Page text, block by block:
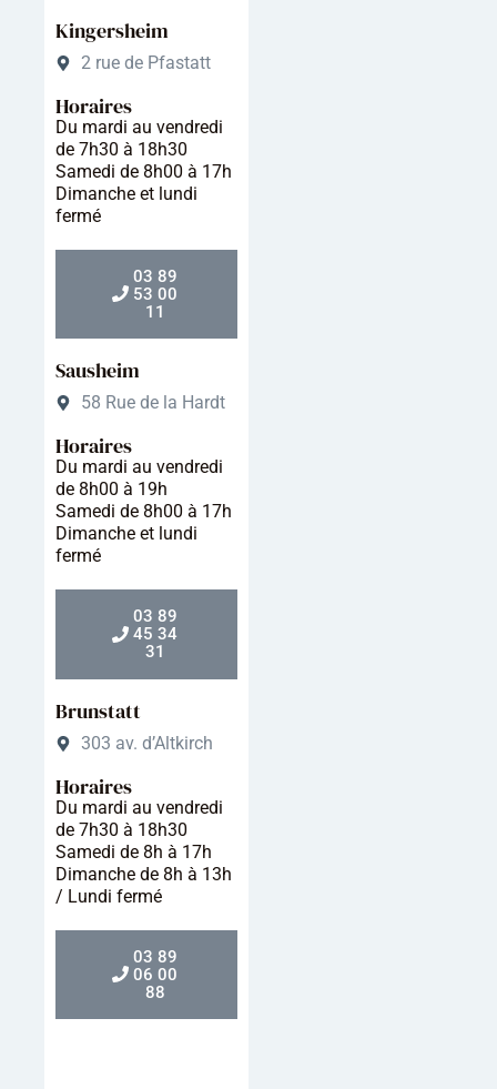
Kingersheim
2 rue de Pfastatt
Horaires
Du mardi au vendredi
de 7h30 à 18h30
Samedi de 8h00 à 17h
Dimanche et lundi
fermé
03 89
53 00
11
Sausheim
58 Rue de la Hardt
Horaires
Du mardi au vendredi
de 8h00 à 19h
Samedi de 8h00 à 17h
Dimanche et lundi
fermé
03 89
45 34
31
Brunstatt
303 av. d’Altkirch
Horaires
Du mardi au vendredi
de 7h30 à 18h30
Samedi de 8h à 17h
Dimanche de 8h à 13h
/ Lundi fermé
03 89
06 00
88